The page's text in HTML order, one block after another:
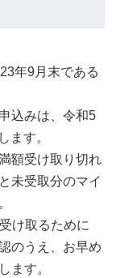
年9月末である
込みは、令和5
ます。
額受け取り切れ
未受取分のマイ
け取るために
のうえ、お早め
ます。